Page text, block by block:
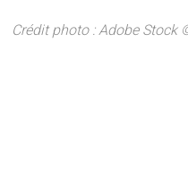
Crédit photo : Adobe Stock